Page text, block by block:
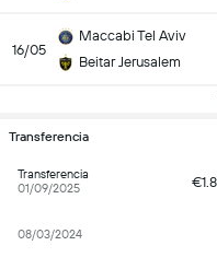
16/05
Maccabi Tel Aviv
Beitar Jerusalem
Transferencia
Transferencia
01/09/2025
08/03/2024